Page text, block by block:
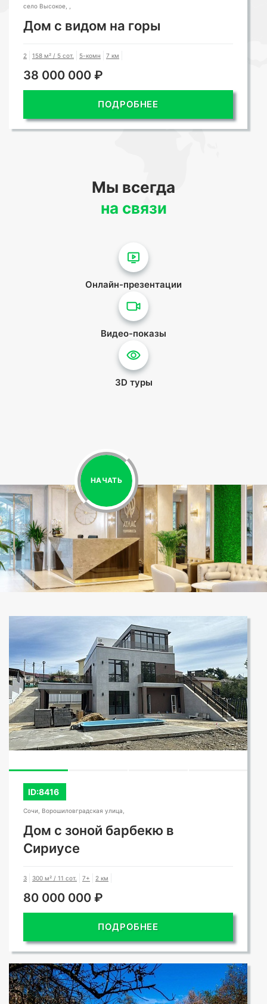
село Высокое, ,
Дом с видом на горы
2 158 м² / 5 сот. 5-комн 7 км
38 000 000 ₽
ПОДРОБНЕЕ
Мы всегда
на связи
Онлайн-презентации
Видео-показы
3D туры
НАЧАТЬ
ID:8416
Сочи, Ворошиловградская улица,
Дом с зоной барбекю в
Сириусе
3 300 м² / 11 сот. 7+ 2 км
80 000 000 ₽
ПОДРОБНЕЕ